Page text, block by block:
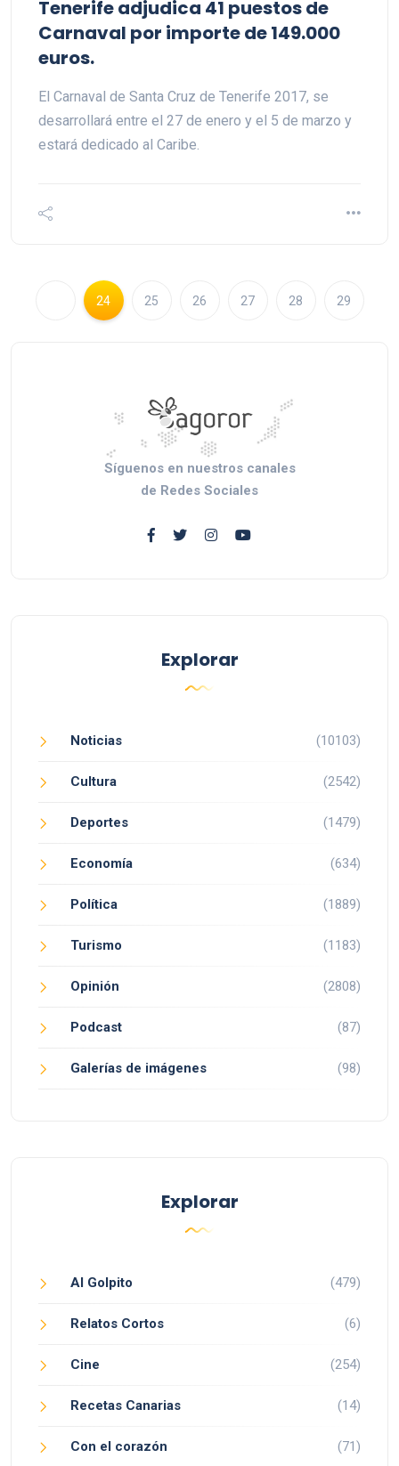
Tenerife adjudica 41 puestos de
Carnaval por importe de 149.000
euros.
El Carnaval de Santa Cruz de Tenerife 2017, se
desarrollará entre el 27 de enero y el 5 de marzo y
estará dedicado al Caribe.
24 25 26 27 28 29
Síguenos en nuestros canales
de Redes Sociales
Explorar
Noticias (10103)
Cultura (2542)
Deportes (1479)
Economía (634)
Política (1889)
Turismo (1183)
Opinión (2808)
Podcast (87)
Galerías de imágenes (98)
Explorar
Al Golpito (479)
Relatos Cortos (6)
Cine (254)
Recetas Canarias (14)
Con el corazón (71)